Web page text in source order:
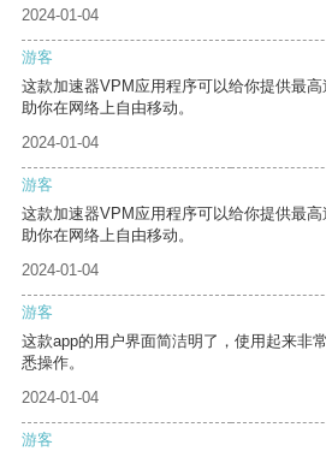
2024-01-04
游客
这款加速器VPM应用程序可以给你提供最
助你在网络上自由移动。
2024-01-04
游客
这款加速器VPM应用程序可以给你提供最
助你在网络上自由移动。
2024-01-04
游客
这款app的用户界面简洁明了，使用起来非
悉操作。
2024-01-04
游客